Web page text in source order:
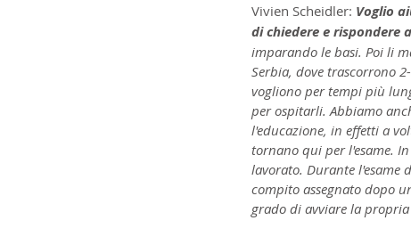
Vivien Scheidler: Voglio
di chiedere e
imparando le basi. Poi li
Serbia, dove trascorrono
vogliono per tempi più
per ospitarli. Abbiamo
l'educazione, in effetti a
tornano qui per l'esame.
lavorato. Durante l'esame
compito assegnato dopo
grado di avviare la